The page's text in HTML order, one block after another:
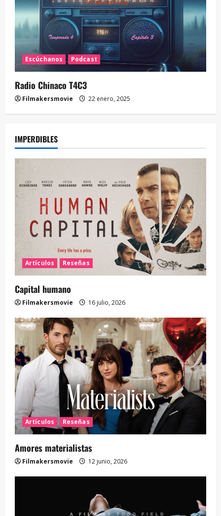
Escúchanos Podcast
Radio Chinaco T4C3
Filmakersmovie 22 enero, 2025
IMPERDIBLES
Artículos Reseñas
Capital humano
Filmakersmovie 16 julio, 2026
Artículos Reseñas
Amores materialistas
Filmakersmovie 12 junio, 2026